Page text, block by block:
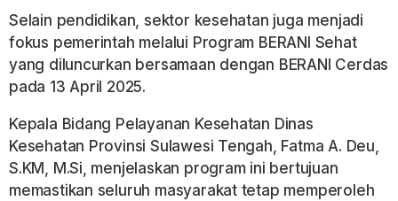
Selain pendidikan, sektor kesehatan juga menjadi
fokus pemerintah melalui Program BERANI Sehat
yang diluncurkan bersamaan dengan BERANI Cerdas
pada 13 April 2025.
Kepala Bidang Pelayanan Kesehatan Dinas
Kesehatan Provinsi Sulawesi Tengah, Fatma A. Deu,
S.KM, M.Si, menjelaskan program ini bertujuan
memastikan seluruh masyarakat tetap memperoleh